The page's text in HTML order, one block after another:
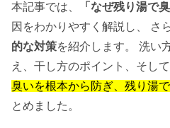
本記事では、 「なぜ残り湯で
因をわかりやすく解説し、 さ
的な対策を紹介します。 洗い
え、干し方のポイント、そし
臭いを根本から防ぎ、残り湯
とめました。